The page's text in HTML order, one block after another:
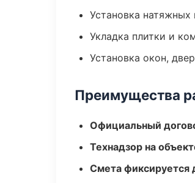
Установка
Укладка плитки и
Установка окон,
Преимущества
Официальный
Технадзор на
Смета фиксируется